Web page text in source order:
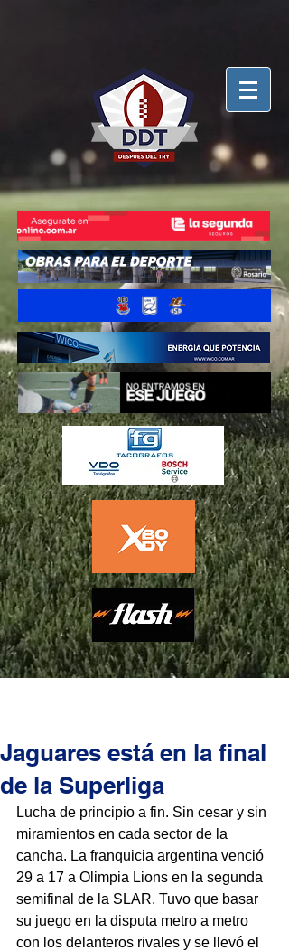
Jaguares está en la final
de la Superliga
Lucha de principio a fin. Sin cesar y sin
miramientos en cada sector de la
cancha. La franquicia argentina venció
29 a 17 a Olimpia Lions en la segunda
semifinal de la SLAR. Tuvo que basar
su juego en la disputa metro a metro
con los delanteros rivales y se llevó el